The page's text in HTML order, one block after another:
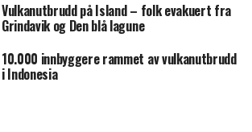
Vulkanutbrudd på Island – folk evakuert fra
Grindavik og Den blå lagune
10.000 innbyggere rammet av vulkanutbrudd
i Indonesia